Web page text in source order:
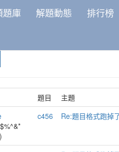
題庫 解題動態 排行榜
題目
主題
c456 Re:題目格式跑掉